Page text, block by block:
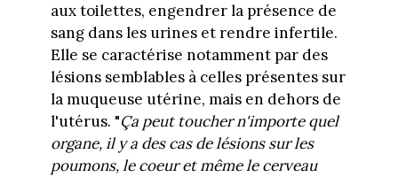
aux toilettes, engendrer la présence de
sang dans les urines et rendre infertile.
Elle se caractérise notamment par des
lésions semblables à celles présentes sur
la muqueuse utérine, mais en dehors de
l'utérus. "Ça peut toucher n'importe quel
organe, il y a des cas de lésions sur les
poumons, le coeur et même le cerveau